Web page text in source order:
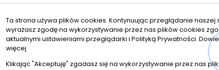
Ta strona używa plików cookies. Kontynuując przeglądanie naszej
wyrażasz zgodę na wykorzystywanie przez nas plików cookies
aktualnymi ustawieniami przeglądarki i Polityką Prywatności.
więcej
Klikając "Akceptuję" zgadasz się na wykorzystywanie przez nas